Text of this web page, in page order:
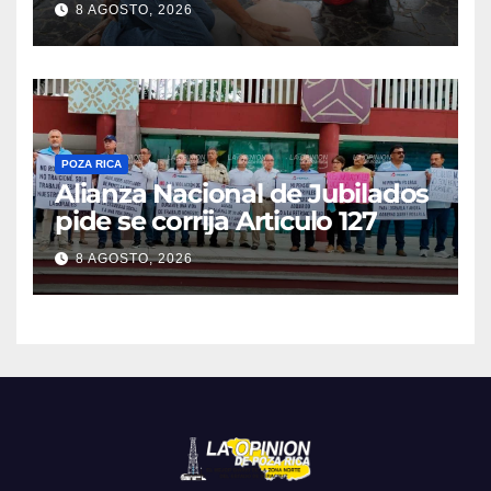
8 AGOSTO, 2026
POZA RICA
Alianza Nacional de Jubilados
pide se corrija Articulo 127
8 AGOSTO, 2026